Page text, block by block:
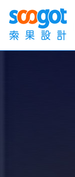
Previous